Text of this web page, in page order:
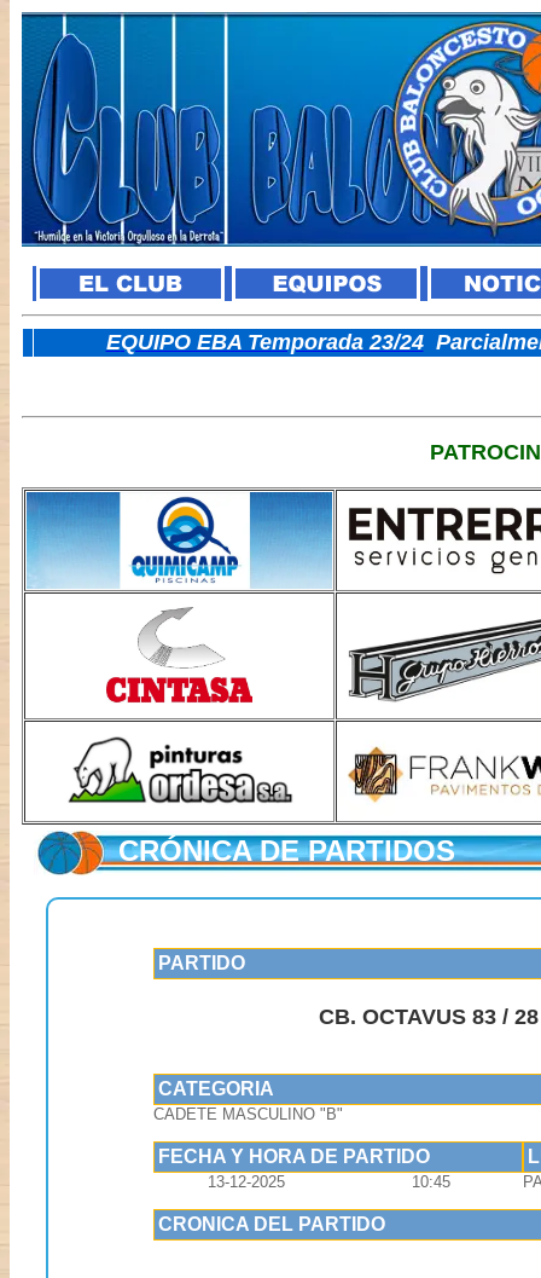
EQUIPO EBA Temporada 23/24
CRÓNICA DE PARTIDOS
PARTIDO
CB. OCTAVUS 83 /
CATEGORIA
CADETE MASCULINO "B"
FECHA Y HORA DE PARTIDO
13-12-2025 10:45
CRONICA DEL PARTIDO